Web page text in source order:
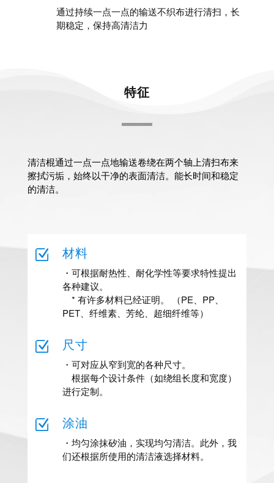
通过持续一点一点的输送不织布进行清扫，长
期稳定，保持高清洁力
特征
清洁棍通过一点一点地输送卷绕在两个轴上清扫布来
擦拭污垢，始终以干净的表面清洁。能长时间和稳定
的清洁。
Z 材料
・可根据耐热性、耐化学性等要求特性提出
各种建议。
* 有许多材料已经证明。 （PE、PP、
PET、纤维素、芳纶、超细纤维等）
Z 尺寸
・可对应从窄到宽的各种尺寸。
根据每个设计条件（如绕组长度和宽度）
进行定制。
Z 涂油
・均匀涂抹矽油，实现均匀清洁。此外，我
们还根据所使用的清洁液选择材料。